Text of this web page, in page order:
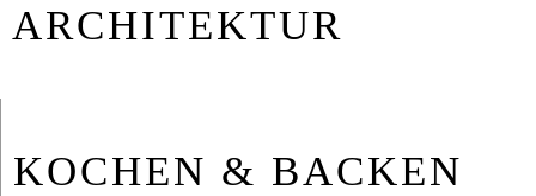
AR­CHI­TEK­TUR
KO­CHEN & BA­CKEN